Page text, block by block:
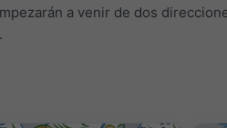
a venir de dos